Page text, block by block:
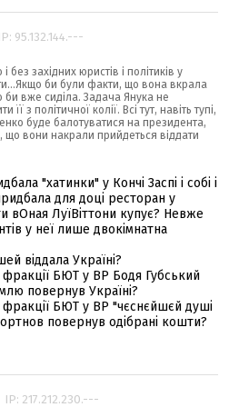
IP: 95.132.144.---
без західних юристів і політиків у
би були факти, що вона вкрала
вже сиділа. Задача Янука не
з політичної колії. Всі тут, навіть тупі,
буде балотуватися на президента,
що вони накрали прийдеться віддати
"хатинки" у Кончі Заспі і собі і
для доці ресторан у
вОная ЛуїВіттони купує? Невже
у неї лише двокімнатна
віддала Україні?
БЮТ у ВР Бодя Губський
повернув Україні?
БЮТ у ВР "чєснєйшєй душі
повернув одібрані кошти?
IP: 217.212.230.---